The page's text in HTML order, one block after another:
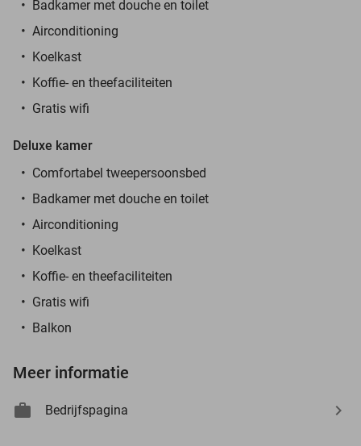
Badkamer met douche en toilet
Airconditioning
Koelkast
Koffie- en theefaciliteiten
Gratis wifi
Deluxe kamer
Comfortabel tweepersoonsbed
Badkamer met douche en toilet
Airconditioning
Koelkast
Koffie- en theefaciliteiten
Gratis wifi
Balkon
Meer informatie
Bedrijfspagina